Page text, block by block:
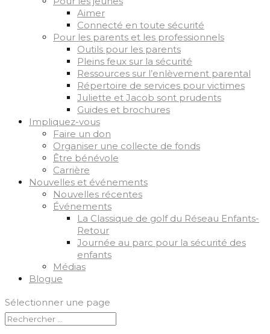
Aimer
Connecté en toute sécurité
Pour les parents et les professionnels
Outils pour les parents
Pleins feux sur la sécurité
Ressources sur l’enlèvement parental
Répertoire de services pour victimes
Juliette et Jacob sont prudents
Guides et brochures
Impliquez-vous
Faire un don
Organiser une collecte de fonds
Être bénévole
Carrière
Nouvelles et événements
Nouvelles récentes
Événements
La Classique de golf du Réseau Enfants-
Retour
Journée au parc pour la sécurité des
enfants
Médias
Blogue
Sélectionner une page